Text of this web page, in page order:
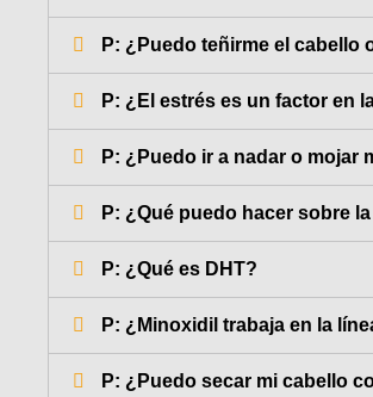
P: ¿Puedo teñirme el cabello
P: ¿El estrés es un factor en
P: ¿Puedo ir a nadar o mojar
P: ¿Qué puedo hacer sobre
P: ¿Qué es DHT?
P: ¿Minoxidil trabaja en la
P: ¿Puedo secar mi cabello